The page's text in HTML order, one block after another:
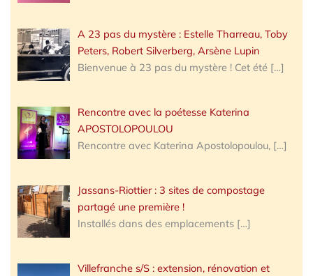
A 23 pas du mystère : Estelle Tharreau, Toby
Peters, Robert Silverberg, Arsène Lupin
Bienvenue à 23 pas du mystère ! Cet été […]
Rencontre avec la poétesse Katerina
APOSTOLOPOULOU
Rencontre avec Katerina Apostolopoulou, […]
Jassans-Riottier : 3 sites de compostage
partagé une première !
Installés dans des emplacements […]
Villefranche s/S : extension, rénovation et